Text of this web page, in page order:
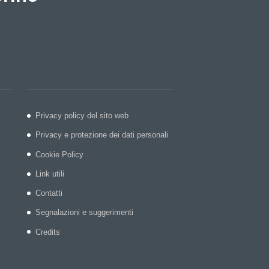
Privacy policy del sito web
Privacy e protezione dei dati personali
Cookie Policy
Link utili
Contatti
Segnalazioni e suggerimenti
Credits